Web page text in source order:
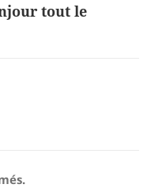
tout le